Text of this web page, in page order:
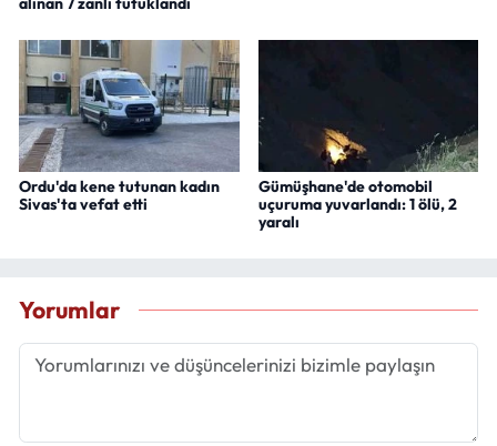
Ordu'da kene tutunan kadın
Sivas'ta vefat etti
Gümüşhane'de otomobil
uçuruma yuvarlandı: 1 ölü, 2
yaralı
Yorumlar